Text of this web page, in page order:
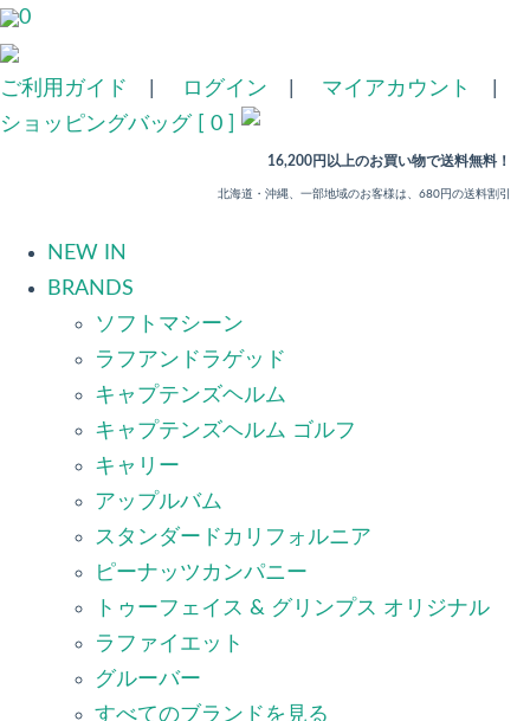
0
ご利用ガイド ログイン マイアカウント
ショッピングバッグ [ 0 ]
16,200円以上のお買い物で送料無料！
北海道・沖縄、一部地域のお客様は、680円の送料割引
NEW IN
BRANDS
ソフトマシーン
ラフアンドラゲッド
キャプテンズヘルム
キャプテンズヘルム ゴルフ
キャリー
アップルバム
スタンダードカリフォルニア
ピーナッツカンパニー
トゥーフェイス & グリンプス オリジナル
ラファイエット
グルーバー
すべてのブランドを見る